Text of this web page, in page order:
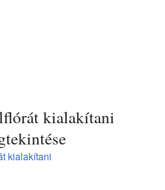
kialakítani
kialakítani